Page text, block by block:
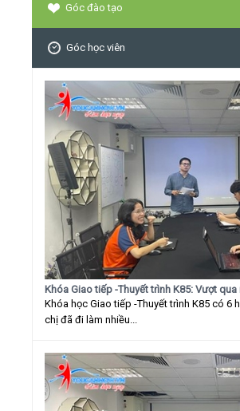
Góc đào tạo
Góc học viên
Khóa Giao tiếp -Thuyết trình K85: Vượt
Khóa học Giao tiếp -Thuyết trình K85 có 6
chị đã đi làm nhiều...